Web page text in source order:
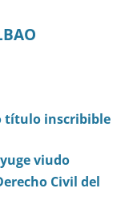
título inscribible
viudo
Civil del